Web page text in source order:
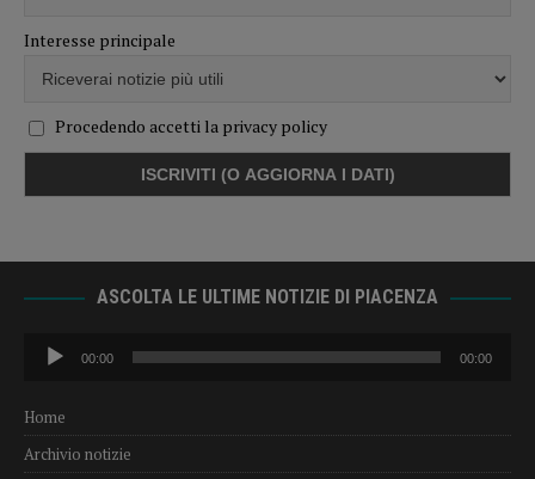
Interesse principale
Procedendo accetti la privacy policy
ASCOLTA LE ULTIME NOTIZIE DI PIACENZA
Audio
Player
00:00 00:00
Home
Archivio notizie